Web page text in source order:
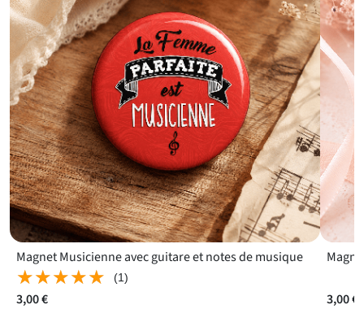
Magnet Musicienne avec guitare et notes de musique
★★★★★
★★★★★ (1)
3,00 € 3,00 €